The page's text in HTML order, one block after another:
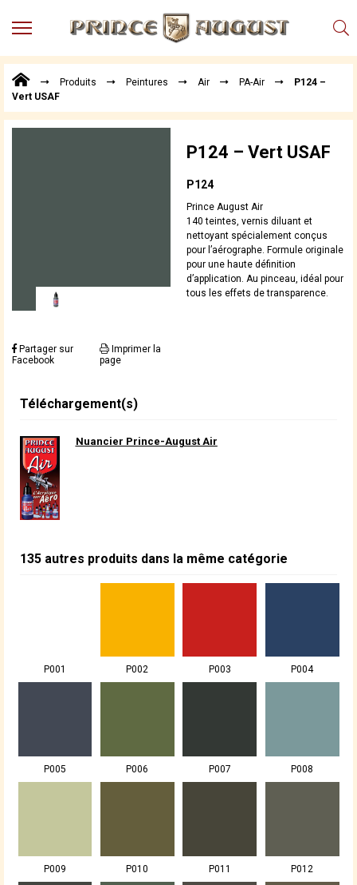
MENU
Points
de
Vente
Produits Peintures Air PA-Air
P124 –
Vert USAF
Partager sur
Facebook
Imprimer la
page
P124 – Vert USAF
P124
Prince August Air
140 teintes, vernis diluant et
nettoyant spécialement conçus
pour l’aérographe. Formule originale
pour une haute définition
d’application. Au pinceau, idéal pour
tous les effets de transparence.
Téléchargement(s)
Nuancier Prince-August Air
135 autres produits dans la même catégorie
P001 P002 P003 P004
P005 P006 P007 P008
P009 P010 P011 P012